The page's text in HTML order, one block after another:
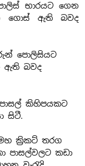
භාරයට ගෙන
ගොස් ඇති බවද
පොලිසියට
ඇති බවද
කිහිපයකට
සිටී.
ක්‍රිකට් තරග
පාසල්වලට කඩා